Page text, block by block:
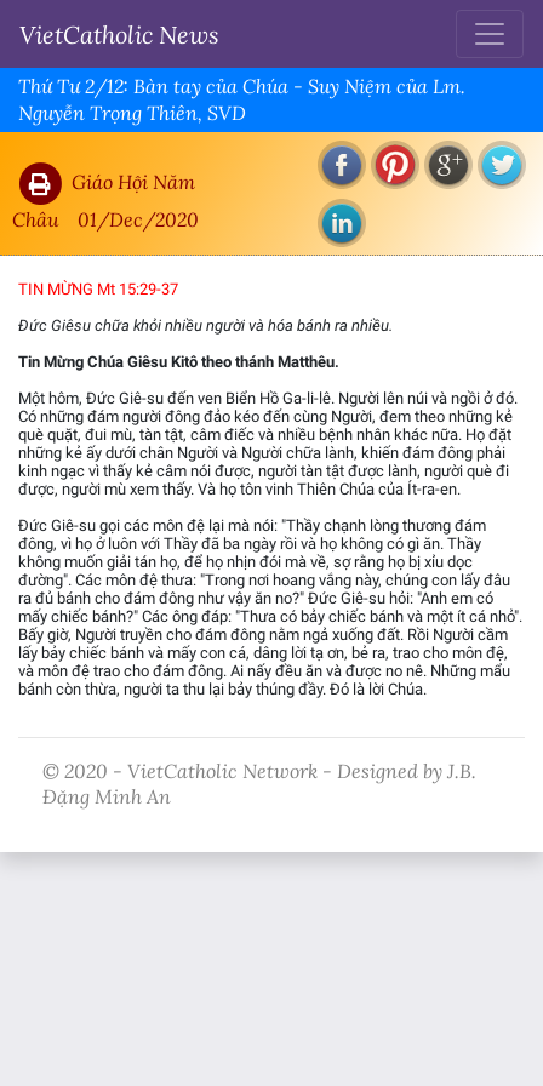
VietCatholic News
Thứ Tư 2/12: Bàn tay của Chúa - Suy Niệm của Lm.
Nguyễn Trọng Thiên, SVD
Giáo Hội Năm
Châu
01/Dec/2020
TIN MỪNG Mt 15:29-37
Đức Giêsu chữa khỏi nhiều người và hóa bánh ra nhiều.
Tin Mừng Chúa Giêsu Kitô theo thánh Matthêu.
Một hôm, Đức Giê-su đến ven Biển Hồ Ga-li-lê. Người lên núi và ngồi ở đó.
Có những đám người đông đảo kéo đến cùng Người, đem theo những kẻ
què quặt, đui mù, tàn tật, câm điếc và nhiều bệnh nhân khác nữa. Họ đặt
những kẻ ấy dưới chân Người và Người chữa lành, khiến đám đông phải
kinh ngạc vì thấy kẻ câm nói được, người tàn tật được lành, người què đi
được, người mù xem thấy. Và họ tôn vinh Thiên Chúa của Ít-ra-en.
Đức Giê-su gọi các môn đệ lại mà nói: "Thầy chạnh lòng thương đám
đông, vì họ ở luôn với Thầy đã ba ngày rồi và họ không có gì ăn. Thầy
không muốn giải tán họ, để họ nhịn đói mà về, sợ rằng họ bị xỉu dọc
đường". Các môn đệ thưa: "Trong nơi hoang vắng này, chúng con lấy đâu
ra đủ bánh cho đám đông như vậy ăn no?" Đức Giê-su hỏi: "Anh em có
mấy chiếc bánh?" Các ông đáp: "Thưa có bảy chiếc bánh và một ít cá nhỏ".
Bấy giờ, Người truyền cho đám đông nằm ngả xuống đất. Rồi Người cầm
lấy bảy chiếc bánh và mấy con cá, dâng lời tạ ơn, bẻ ra, trao cho môn đệ,
và môn đệ trao cho đám đông. Ai nấy đều ăn và được no nê. Những mẩu
bánh còn thừa, người ta thu lại bảy thúng đầy. Đó là lời Chúa.
© 2020 - VietCatholic Network - Designed by J.B.
Đặng Minh An